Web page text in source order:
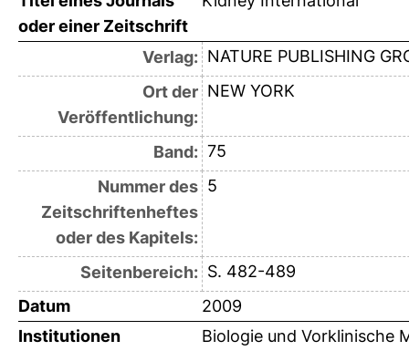
oder einer Zeitschrift
Verlag: NATURE PUBLISHING
Ort der
Veröffentlichung:
NEW YORK
Band: 75
Nummer des
Zeitschriftenheftes
oder des Kapitels:
5
Seitenbereich: S. 482-489
Datum
2009
Institutionen
Biologie und Vorklinische